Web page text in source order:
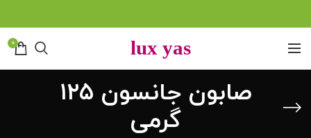
0
صابون جانسون ۱۲۵
گرمی